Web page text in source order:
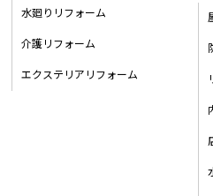
水廻りリフォーム
介護リフォーム
エクステリアリフォーム